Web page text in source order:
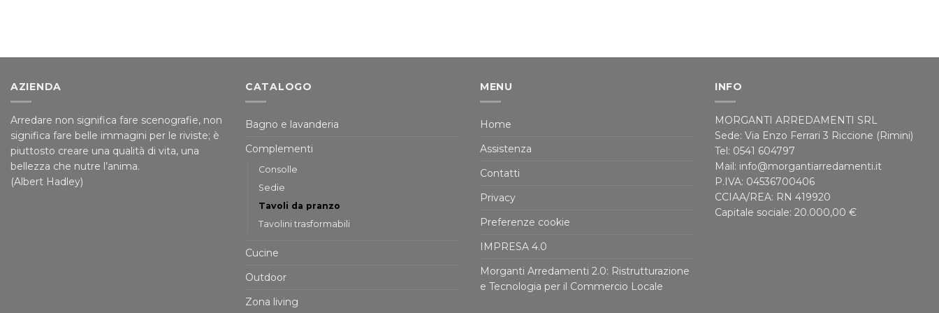
AZIENDA
Arredare non significa fare scenografie, non
significa fare belle immagini per le riviste; è
piuttosto creare una qualità di vita, una
bellezza che nutre l’anima.
(Albert Hadley)
CATALOGO
Bagno e lavanderia
Complementi
Consolle
Sedie
Tavoli da pranzo
Tavolini trasformabili
Cucine
Outdoor
Zona living
MENU
Home
Assistenza
Contatti
Privacy
Preferenze cookie
IMPRESA 4.0
Morganti Arredamenti 2.0: Ristrutturazione
e Tecnologia per il Commercio Locale
INFO
MORGANTI ARREDAMENTI SRL
Sede: Via Enzo Ferrari 3 Riccione (Rimini)
Tel: 0541 604797
Mail: info@morgantiarredamenti.it
P.IVA: 04536700406
CCIAA/REA: RN 419920
Capitale sociale: 20.000,00 €